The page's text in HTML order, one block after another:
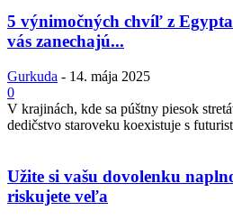
5 výnimočných chvíľ z
vás zanechajú...
Gurkuda - 14. mája 2025
0
V krajinách, kde sa púštny piesok
dedičstvo staroveku koexistuje s
Užite si vašu dovolenku
riskujete veľa